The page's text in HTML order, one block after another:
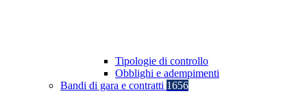
Tipologie di controllo
Obblighi e adempimenti
Bandi di gara e contratti 1656